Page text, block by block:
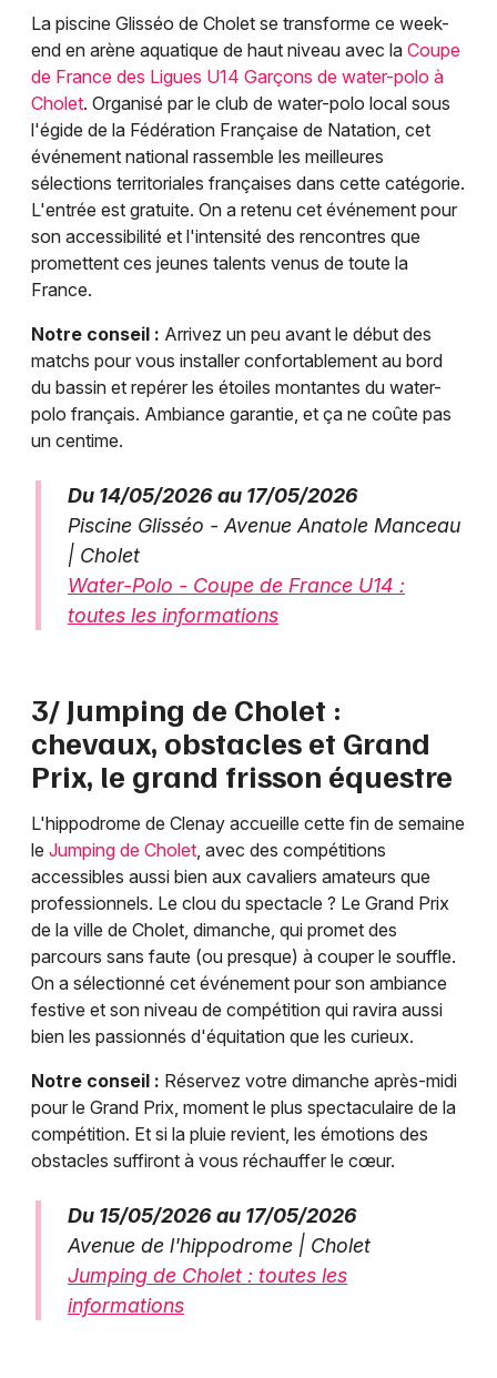
La piscine Glisséo de Cholet se transforme ce week-
end en arène aquatique de haut niveau avec la Coupe
de France des Ligues U14 Garçons de water-polo à
Cholet. Organisé par le club de water-polo local sous
l'égide de la Fédération Française de Natation, cet
événement national rassemble les meilleures
sélections territoriales françaises dans cette catégorie.
L'entrée est gratuite. On a retenu cet événement pour
son accessibilité et l'intensité des rencontres que
promettent ces jeunes talents venus de toute la
France.
Notre conseil : Arrivez un peu avant le début des
matchs pour vous installer confortablement au bord
du bassin et repérer les étoiles montantes du water-
polo français. Ambiance garantie, et ça ne coûte pas
un centime.
Du 14/05/2026 au 17/05/2026
Piscine Glisséo - Avenue Anatole Manceau
| Cholet
Water-Polo - Coupe de France U14 :
toutes les informations
3/ Jumping de Cholet :
chevaux, obstacles et Grand
Prix, le grand frisson équestre
L'hippodrome de Clenay accueille cette fin de semaine
le Jumping de Cholet, avec des compétitions
accessibles aussi bien aux cavaliers amateurs que
professionnels. Le clou du spectacle ? Le Grand Prix
de la ville de Cholet, dimanche, qui promet des
parcours sans faute (ou presque) à couper le souffle.
On a sélectionné cet événement pour son ambiance
festive et son niveau de compétition qui ravira aussi
bien les passionnés d'équitation que les curieux.
Notre conseil : Réservez votre dimanche après-midi
pour le Grand Prix, moment le plus spectaculaire de la
compétition. Et si la pluie revient, les émotions des
obstacles suffiront à vous réchauffer le cœur.
Du 15/05/2026 au 17/05/2026
Avenue de l'hippodrome | Cholet
Jumping de Cholet : toutes les
informations